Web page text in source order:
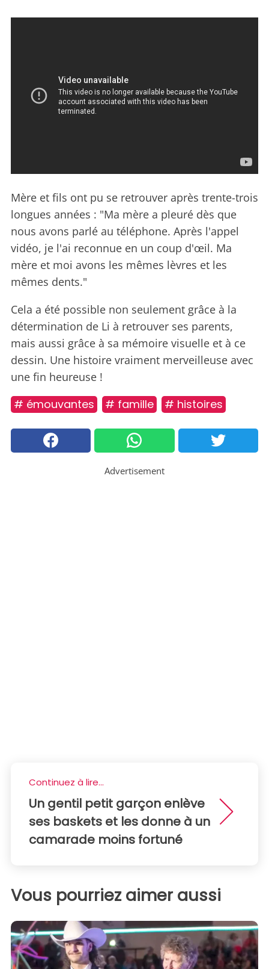
Mère et fils ont pu se retrouver après trente-trois
longues années : "Ma mère a pleuré dès que
nous avons parlé au téléphone. Après l'appel
vidéo, je l'ai reconnue en un coup d'œil. Ma
mère et moi avons les mêmes lèvres et les
mêmes dents."
Cela a été possible non seulement grâce à la
détermination de Li à retrouver ses parents,
mais aussi grâce à sa mémoire visuelle et à ce
dessin. Une histoire vraiment merveilleuse avec
une fin heureuse !
# émouvantes # famille # histoires
Advertisement
Continuez à lire...
Un gentil petit garçon enlève
ses baskets et les donne à un
camarade moins fortuné
Vous pourriez aimer aussi